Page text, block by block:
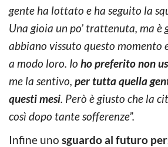
gente ha lottato e ha seguito la
Una gioia un po’ trattenuta, ma è
abbiano vissuto questo momento
a modo loro. Io ho preferito non
me la sentivo, per tutta quella
questi mesi. Però è giusto che la
così dopo tante sofferenze”.
Infine uno sguardo al futuro